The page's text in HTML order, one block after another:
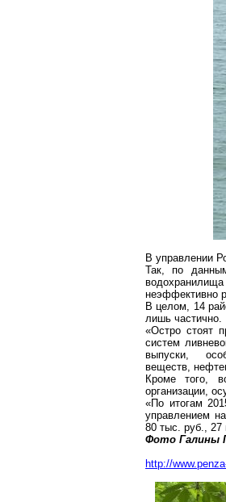
В управлении
Так, по
неэффективно
В целом, 14
лишь частично.
«Остро стоят
систем
выпуски,
веществ,
Кроме того,
организации,
«По итогам
управлением
80 тыс. руб., 27
Фото Галины
http://